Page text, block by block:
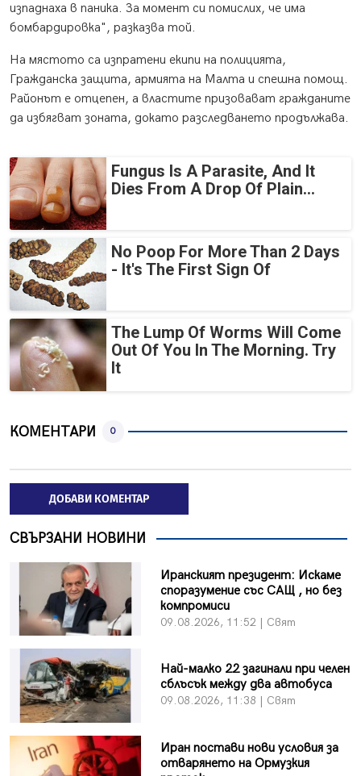
изпаднаха в паника. За момент си помислих, че има
бомбардировка", разказва той.
На мястото са изпратени екипи на полицията,
Гражданска защита, армията на Малта и спешна помощ.
Районът е отцепен, а властите призовават гражданите
да избягват зоната, докато разследването продължава.
Fungus Is A Parasite, And It
Dies From A Drop Of Plain...
No Poop For More Than 2 Days
- It's The First Sign Of
The Lump Of Worms Will Come
Out Of You In The Morning. Try
It
КОМЕНТАРИ 0
ДОБАВИ КОМЕНТАР
СВЪРЗАНИ НОВИНИ
Иранският президент: Искаме
споразумение със САЩ , но без
компромиси
09.08.2026, 11:52 | Свят
Най-малко 22 загинали при челен
сблъсък между два автобуса
09.08.2026, 11:38 | Свят
Иран постави нови условия за
отварянето на Ормузкия